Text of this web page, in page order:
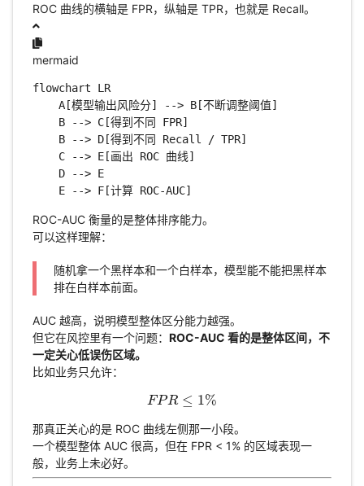
ROC 曲线的横轴是 FPR，纵轴是 TPR，也就是 Recall。
mermaid
flowchart LR
    A[模型输出风险分] --> B[不断调整阈值]
    B --> C[得到不同 FPR]
    B --> D[得到不同 Recall / TPR]
    C --> E[画出 ROC 曲线]
    D --> E
    E --> F[计算 ROC-AUC]
ROC-AUC 衡量的是整体排序能力。
可以这样理解：
随机拿一个黑样本和一个白样本，模型能不能把黑样本
排在白样本前面。
AUC 越高，说明模型整体区分能力越强。
但它在风控里有一个问题： ROC-AUC 看的是整体区间，不
一定关心低误伤区域。
比如业务只允许：
FPR ≤ 1%
FPR ≤1 %
那真正关心的是 ROC 曲线左侧那一小段。
一个模型整体 AUC 很高，但在 FPR < 1% 的区域表现一
般，业务上未必好。